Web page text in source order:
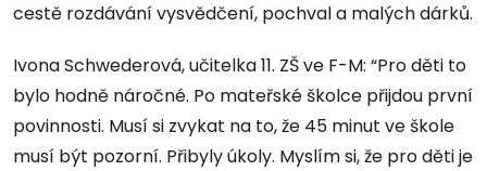
cestě rozdávání vysvědčení, pochval a malých dárků.
Ivona Schwederová, učitelka 11. ZŠ ve F-M: “Pro děti to
bylo hodně náročné. Po mateřské školce přijdou první
povinnosti. Musí si zvykat na to, že 45 minut ve škole
musí být pozorní. Přibyly úkoly. Myslím si, že pro děti je